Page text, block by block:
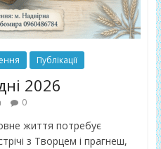
Публікації
2026
0
життя потребує
з Творцем і прагнеш,